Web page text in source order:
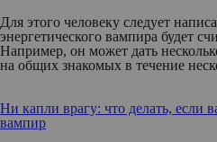
Для этого человеку следует
энергетического вампира будет
Например, он может дать
на общих знакомых в течение
Ни капли врагу: что делать, если
вампир